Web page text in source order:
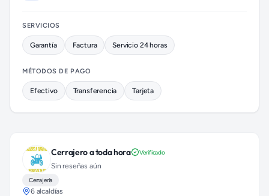
SERVICIOS
Garantía Factura Servicio 24 horas
MÉTODOS DE PAGO
Efectivo Transferencia Tarjeta
Cerrajero a toda hora Verificado
Sin reseñas aún
Cerrajería
6 alcaldías